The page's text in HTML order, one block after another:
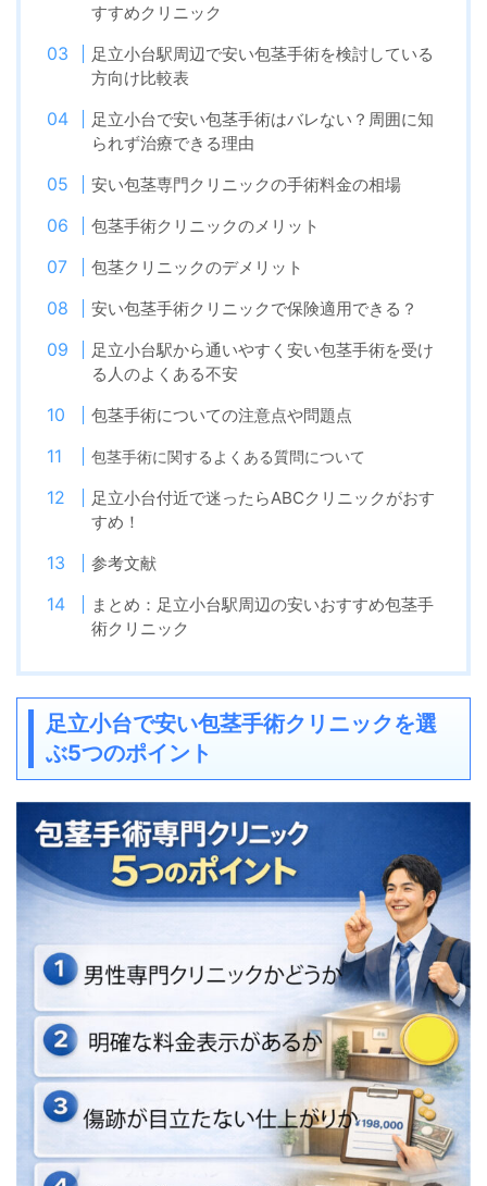
すすめクリニック
足立小台駅周辺で安い包茎手術を検討している
方向け比較表
足立小台で安い包茎手術はバレない？周囲に知
られず治療できる理由
安い包茎専門クリニックの手術料金の相場
包茎手術クリニックのメリット
包茎クリニックのデメリット
安い包茎手術クリニックで保険適用できる？
足立小台駅から通いやすく安い包茎手術を受け
る人のよくある不安
包茎手術についての注意点や問題点
包茎手術に関するよくある質問について
足立小台付近で迷ったらABCクリニックがおす
すめ！
参考文献
まとめ：足立小台駅周辺の安いおすすめ包茎手
術クリニック
足立小台で安い包茎手術クリニックを選
ぶ5つのポイント